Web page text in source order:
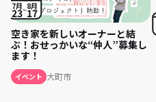
7月
23
8月
17
空き家を新しいオーナーと結
ぶ！おせっかいな“仲人”募集し
ます！
イベント 大町市